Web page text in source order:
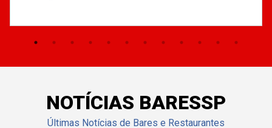
NOTÍCIAS BARESSP
Últimas Notícias de Bares e Restaurantes